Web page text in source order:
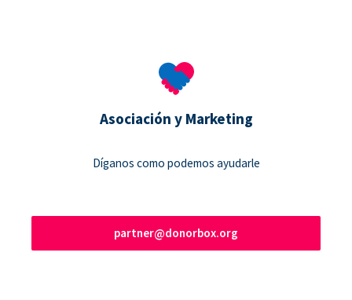
Asociación y Marketing
Díganos como podemos ayudarle
partner@donorbox.org